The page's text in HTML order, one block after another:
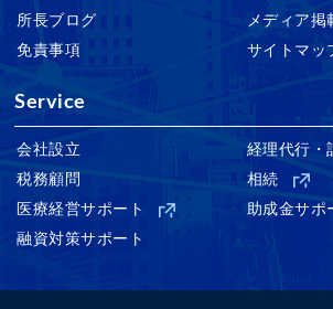
所長ブログ
メディア掲
免責事項
サイトマッ
Service
会社設立
経理代行・
税務顧問
相続
医療経営サポート
助成金サポ
融資対策サポート